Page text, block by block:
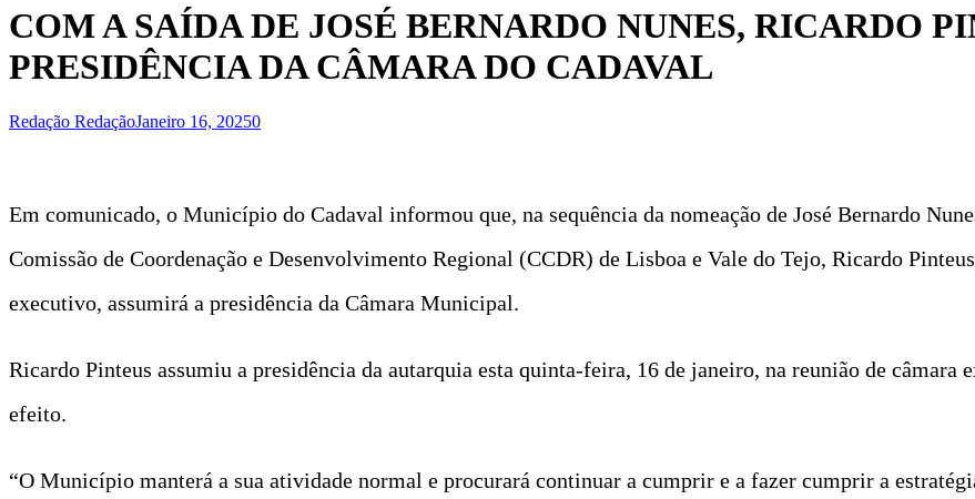
COM A SAÍDA DE JOSÉ BERNARDO NUNES, RICARDO
PRESIDÊNCIA DA CÂMARA DO CADAVAL
Redação RedaçãoJaneiro 16, 20250
Em comunicado, o Município do Cadaval informou que, na sequência da nomeação de José Bernardo
Comissão de Coordenação e Desenvolvimento Regional (CCDR) de Lisboa e Vale do Tejo, Ricardo
executivo, assumirá a presidência da Câmara Municipal.
Ricardo Pinteus assumiu a presidência da autarquia esta quinta-feira, 16 de janeiro, na reunião de câmara
efeito.
“O Município manterá a sua atividade normal e procurará continuar a cumprir e a fazer cumprir a